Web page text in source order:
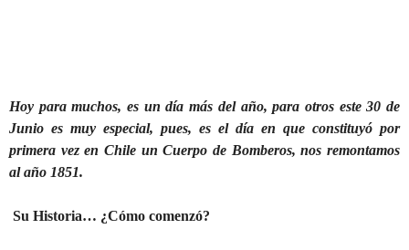
Hoy para muchos, es un día más del año, para otros este 30 de
Junio es muy especial, pues, es el día en que constituyó por
primera vez en Chile un Cuerpo de Bomberos, nos remontamos
al año 1851.
Su Historia… ¿Cómo comenzó?